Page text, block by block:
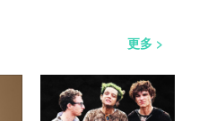
更多 >